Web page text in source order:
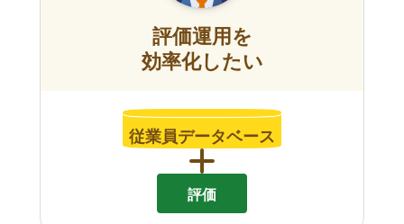
評価運用を
効率化したい
従業員データベース
評価